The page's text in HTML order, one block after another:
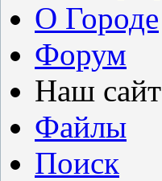
О Городе
Форум
Наш сайт
Файлы
Поиск